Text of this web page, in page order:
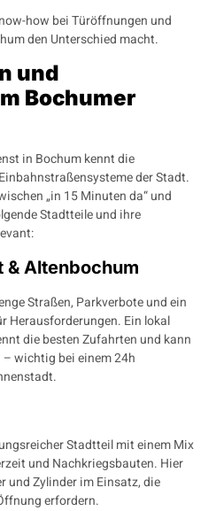
how bei Türöffnungen und
den Unterschied macht.
und
Bochumer
in Bochum kennt die
der Stadt.
„in 15 Minuten da“ und
Stadtteile und ihre
& Altenbochum
Straßen, Parkverbote und ein
Herausforderungen. Ein lokal
die besten Zufahrten und kann
wichtig bei einem 24h
Stadtteil mit einem Mix
und Nachkriegsbauten. Hier
und Zylinder im Einsatz, die
erfordern.